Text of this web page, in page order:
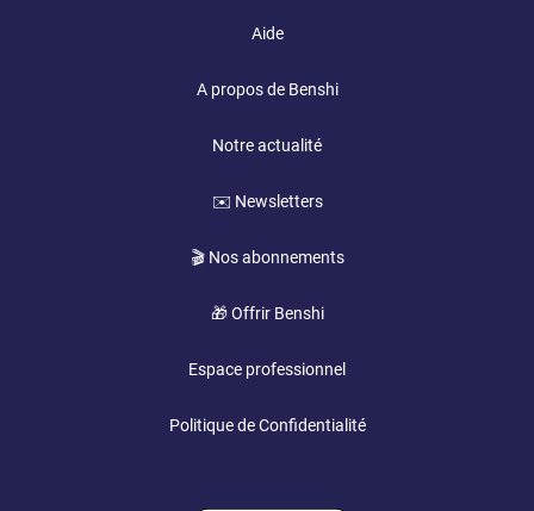
Aide
A propos de Benshi
Notre actualité
✉️ Newsletters
🎬 Nos abonnements
🎁 Offrir Benshi
Espace professionnel
Politique de Confidentialité